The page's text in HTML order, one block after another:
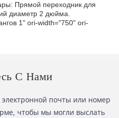
1" ori-width="750" ori-
С Нами
электронной почты или номер
чтобы мы могли выслать